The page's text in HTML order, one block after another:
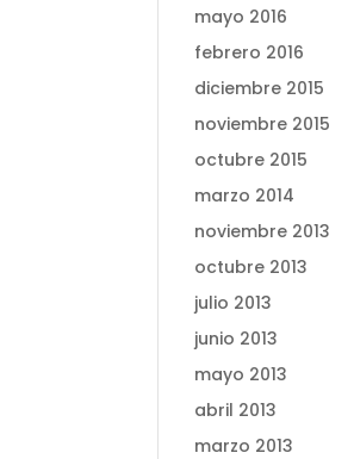
mayo 2016
febrero 2016
diciembre 2015
noviembre 2015
octubre 2015
marzo 2014
noviembre 2013
octubre 2013
julio 2013
junio 2013
mayo 2013
abril 2013
marzo 2013